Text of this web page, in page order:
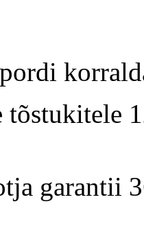
tõstukitele
garantii